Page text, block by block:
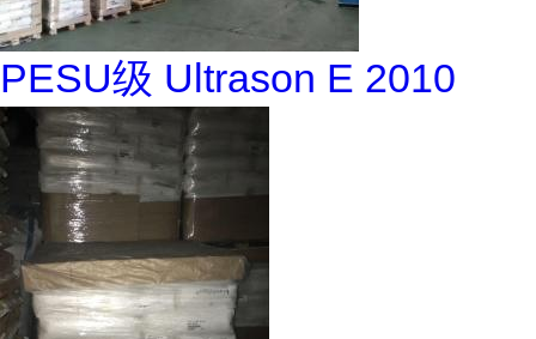
PESU级 Ultrason E 2010